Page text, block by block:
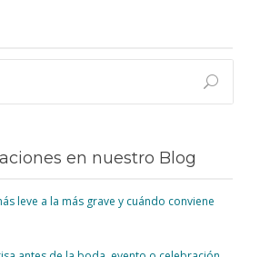
en nuestro Blog
leve a la más grave y cuándo conviene